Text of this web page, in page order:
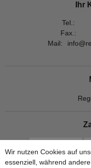
Ihr
Tel.:
Fax.:
Mail:
Wir nutzen Cookies auf
essenziell, während